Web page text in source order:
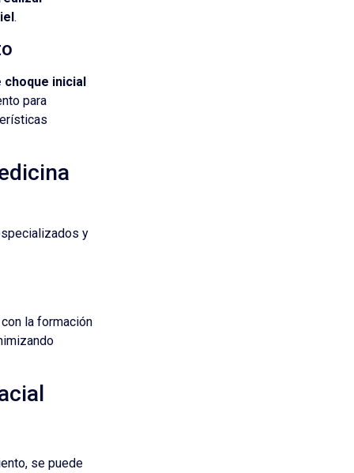
.
inicial
para
y
la formación
se puede